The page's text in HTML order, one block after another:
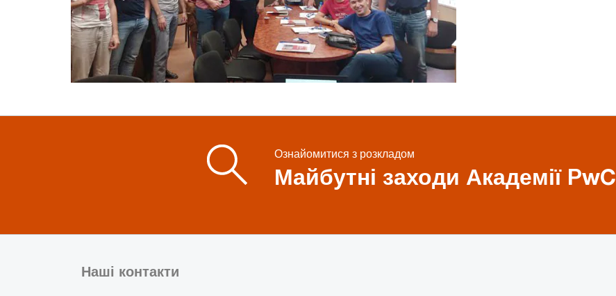
Ознайомитися з розкладом
Майбутні заходи Академії PwC
Наші контакти